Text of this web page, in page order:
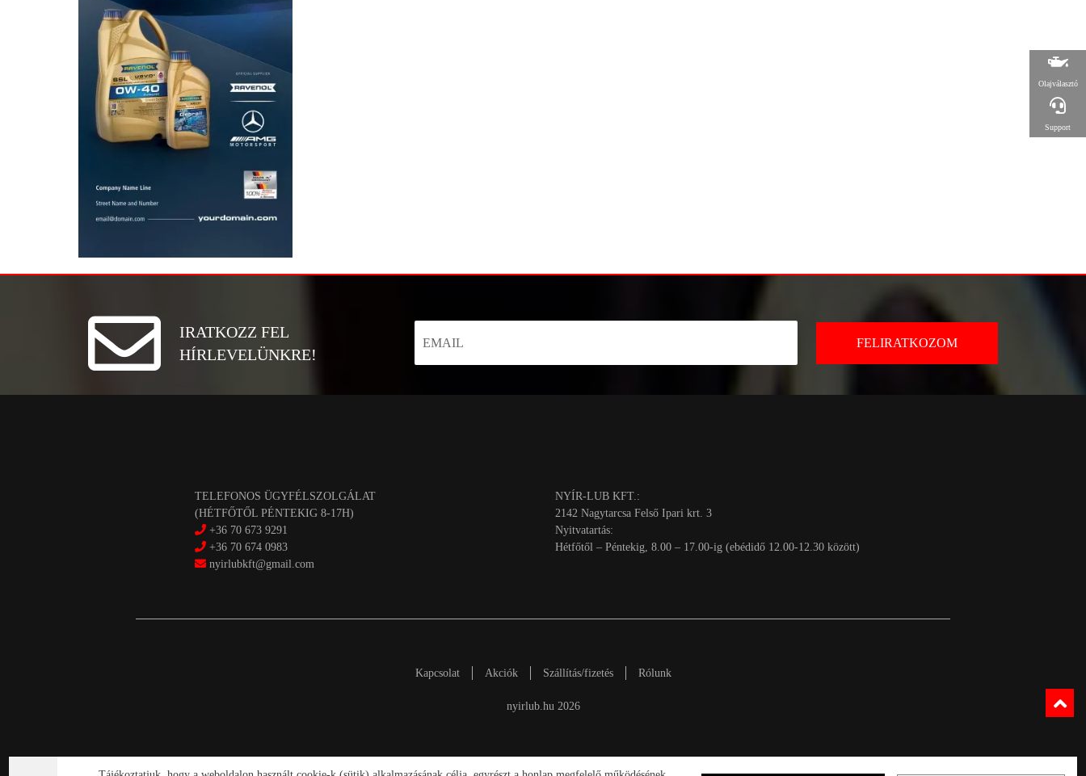
IRATKOZZ FEL
HÍRLEVELÜNKRE!
TELEFONOS ÜGYFÉLSZOLGÁLAT
(HÉTFŐTŐL PÉNTEKIG 8-17H)
+36 70 673 9291
+36 70 674 0983
nyirlubkft@gmail.com
NYÍR-LUB KFT.:
2142 Nagytarcsa Felső Ipari krt. 3
Nyitvatartás:
Hétfőtől – Péntekig, 8.00 – 17.00-ig (ebédidő 12.00-12.30 között)
Kapcsolat Akciók Szállítás/fizetés Rólunk
nyirlub.hu 2026
Olajválasztó
Support